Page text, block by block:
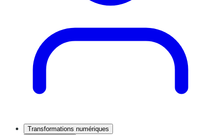
Transformations numériques